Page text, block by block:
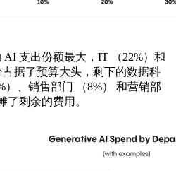
支出份额最大，IT （22%）和
据了预算大头，剩下的数据科
）、销售部门 （8%） 和营销部
了剩余的费用。